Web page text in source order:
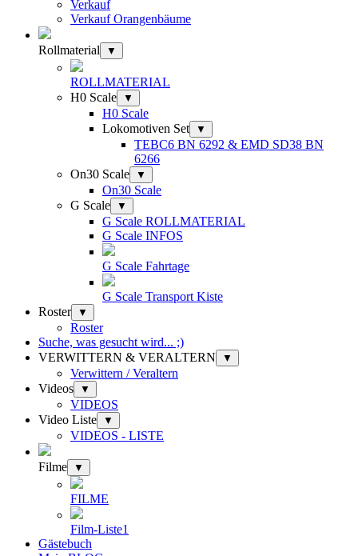
Verkauf
Verkauf Orangenbäume
Rollmaterial ▼
ROLLMATERIAL
H0 Scale
▼
H0 Scale
Lokomotiven Set
▼
TEBC6 BN 6292 & EMD SD38 BN
6266
On30 Scale
▼
On30 Scale
G Scale
▼
G Scale ROLLMATERIAL
G Scale INFOS
G Scale Fahrtage
G Scale Transport Kiste
Roster
▼
Roster
Suche, was gesucht wird... ;)
VERWITTERN & VERALTERN
▼
Verwittern / Veraltern
Videos
▼
VIDEOS
Video Liste
▼
VIDEOS - LISTE
Filme ▼
FILME
Film-Liste1
Gästebuch